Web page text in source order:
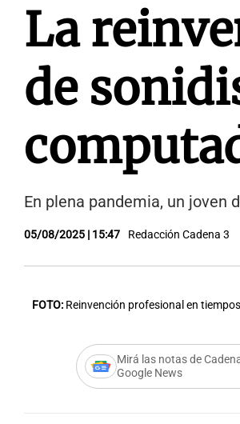
La
de
En plena pandemia, un joven
05/08/2025 | 15:47 Redacción Cadena 3
FOTO: Reinvención profesional en
Mirá las notas de
Google News